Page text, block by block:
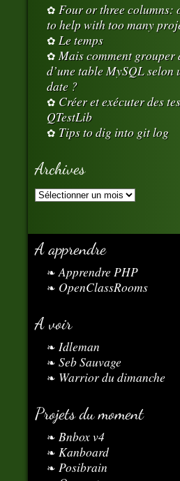
Four or three columns:
to help with too many
Le temps
Mais comment grouper
d’une table MySQL selon
date ?
Créer et exécuter des
QTestLib
Tips to dig into git log
Archives
A apprendre
Apprendre PHP
OpenClassRooms
A voir
Idleman
Seb Sauvage
Warrior du dimanche
Projets du moment
Bnbox v4
Kanboard
Posibrain